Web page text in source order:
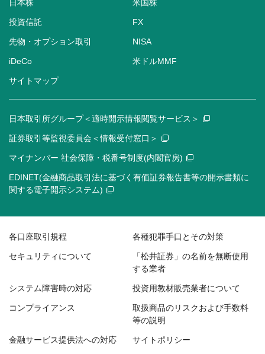
日本株 米国株
投資信託 FX
先物・オプション取引 NISA
iDeCo 米ドルMMF
サイトマップ
日本取引所グループ＜適時開示情報閲覧サービス＞
証券取引等監視委員会＜情報受付窓口＞
マイナンバー 社会保障・税番号制度(内閣官房)
EDINET(金融商品取引法に基づく有価証券報告書等の開示書類に
関する電子開示システム)
各口座取引規程 各種犯罪手口とその対策
セキュリティについて
「松井証券」の名前を無断使用
する業者
システム障害時の対応 投資用教材販売業者について
コンプライアンス
取扱商品のリスクおよび手数料
等の説明
金融サービス提供法への対応 サイトポリシー